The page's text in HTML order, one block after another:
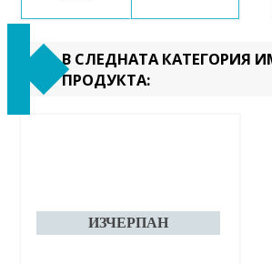
В СЛЕДНАТА КАТЕГОРИЯ
ПРОДУКТА: